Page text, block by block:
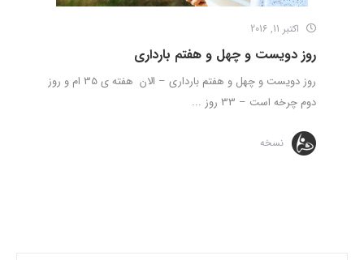
اکتبر 11, 2016
روز دویست و چهل و هفتم بارداری
روز دویست و چهل و هفتم بارداری – الان هفته ی 35 ام و روز
دوم چرخه است – 33 روز ...
نسخه